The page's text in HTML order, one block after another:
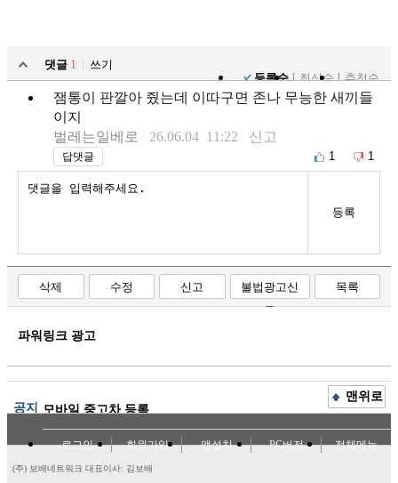
댓글 1
쓰기
등록순
최신순 추천순
잼통이 판깔아 줬는데 이따구면 존나 무능한 새끼들
이지
벌레는일베로
26.06.04 11:22 신고
답댓글 1 1
등록
삭제 수정 신고
불법광고신
고
목록
파워링크 광고
공지 모바일 중고차 등록
맨위로
로그인 회원가입 앱설치 PC버전 전체메뉴
(주) 보배네트워크 대표이사: 김보배